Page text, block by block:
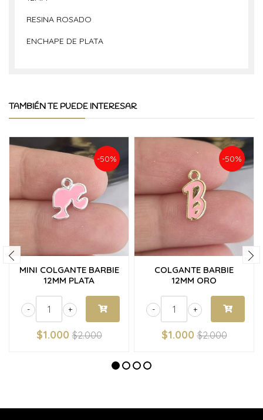
RESINA ROSADO
ENCHAPE DE PLATA
TAMBIÉN TE PUEDE INTERESAR
-50%
MINI COLGANTE BARBIE
12MM PLATA
+
-
$1.000 $2.000
-50%
COLGANTE BARBIE
12MM ORO
+
-
$1.000 $2.000